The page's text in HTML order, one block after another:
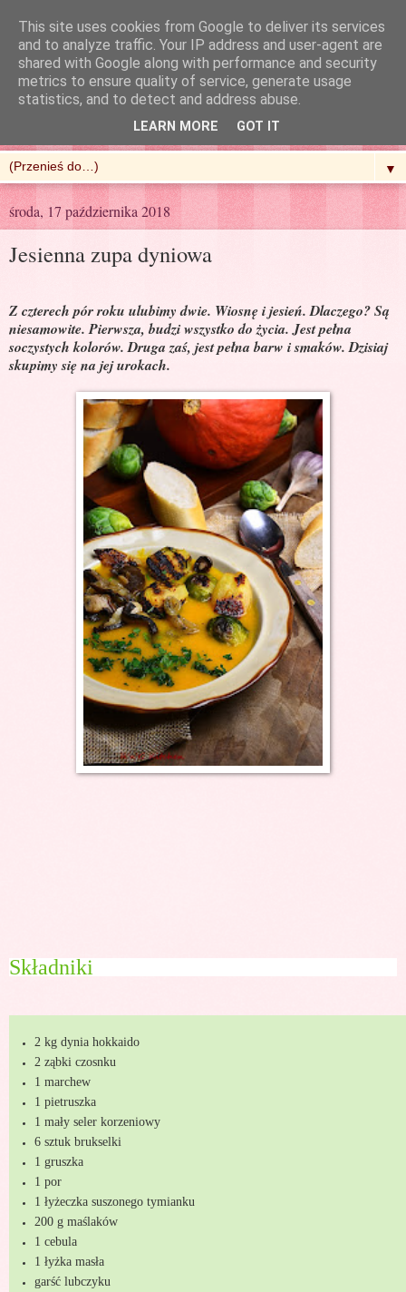
R'n'G Kitchen
▼
środa, 17 października 2018
Jesienna zupa dyniowa
Z czterech pór roku ulubimy dwie. Wiosnę i jesień. Dlaczego? Są
niesamowite. Pierwsza, budzi wszystko do życia. Jest pełna
soczystych kolorów. Druga zaś, jest pełna barw i smaków. Dzisiaj
skupimy się na jej urokach.
Składniki
2 kg dynia hokkaido
2 ząbki czosnku
1 marchew
1 pietruszka
1 mały seler korzeniowy
6 sztuk brukselki
1 gruszka
1 por
1 łyżeczka suszonego tymianku
200 g maślaków
1 cebula
1 łyżka masła
garść lubczyku
This site uses cookies from Google to deliver its services
and to analyze traffic. Your IP address and user-agent are
shared with Google along with performance and security
metrics to ensure quality of service, generate usage
statistics, and to detect and address abuse.
LEARN MORE GOT IT